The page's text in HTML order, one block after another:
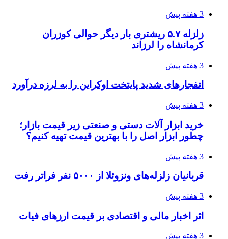
3 هفته پیش
زلزله ۵.۷ ریشتری بار دیگر حوالی کوزران
کرمانشاه را لرزاند
3 هفته پیش
انفجارهای شدید پایتخت اوکراین را به لرزه درآورد
3 هفته پیش
خرید ابزار آلات دستی و صنعتی زیر قیمت بازار؛
چطور ابزار اصل را با بهترین قیمت تهیه کنیم؟
3 هفته پیش
قربانیان زلزله‌های ونزوئلا از ۵۰۰۰ نفر فراتر رفت
3 هفته پیش
اثر اخبار مالی و اقتصادی بر قیمت ارزهای فیات
3 هفته پیش